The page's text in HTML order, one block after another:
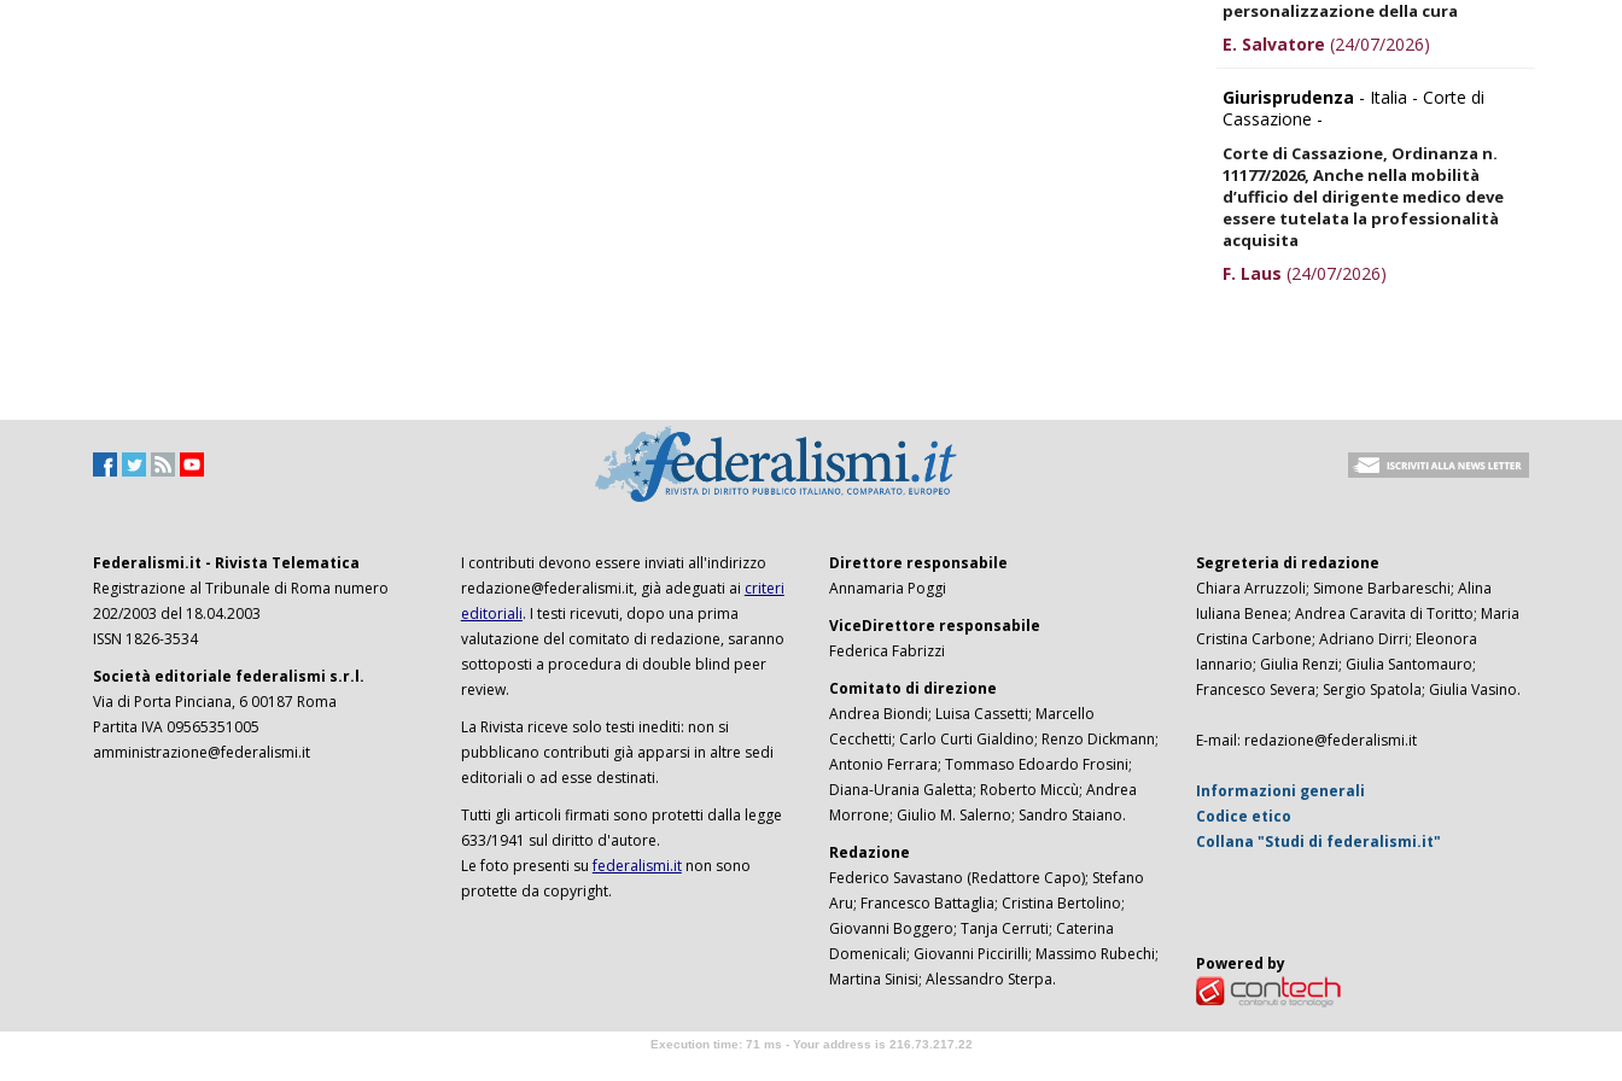
personalizzazione della cura
E. Salvatore (24/07/2026)
Giurisprudenza - Italia - Corte di
Cassazione -
Corte di Cassazione, Ordinanza n.
11177/2026, Anche nella mobilità
d’ufficio del dirigente medico deve
essere tutelata la professionalità
acquisita
F. Laus (24/07/2026)
Federalismi.it - Rivista Telematica
Registrazione al Tribunale di Roma numero
202/2003 del 18.04.2003
ISSN 1826-3534
Società editoriale federalismi s.r.l.
Via di Porta Pinciana, 6 00187 Roma
Partita IVA 09565351005
amministrazione@federalismi.it
I contributi devono essere inviati all'indirizzo
redazione@federalismi.it, già adeguati ai criteri
editoriali. I testi ricevuti, dopo una prima
valutazione del comitato di redazione, saranno
sottoposti a procedura di double blind peer
review.
La Rivista riceve solo testi inediti: non si
pubblicano contributi già apparsi in altre sedi
editoriali o ad esse destinati.
Tutti gli articoli firmati sono protetti dalla legge
633/1941 sul diritto d'autore.
Le foto presenti sufederalismi.itnon sono
protette da copyright.
Direttore responsabile
Annamaria Poggi
ViceDirettore responsabile
Federica Fabrizzi
Comitato di direzione
Andrea Biondi; Luisa Cassetti; Marcello
Cecchetti; Carlo Curti Gialdino; Renzo Dickmann;
Antonio Ferrara; Tommaso Edoardo Frosini;
Diana-Urania Galetta; Roberto Miccù; Andrea
Morrone; Giulio M. Salerno; Sandro Staiano.
Redazione
Federico Savastano (Redattore Capo); Stefano
Aru; Francesco Battaglia; Cristina Bertolino;
Giovanni Boggero; Tanja Cerruti; Caterina
Domenicali; Giovanni Piccirilli; Massimo Rubechi;
Martina Sinisi; Alessandro Sterpa.
Segreteria di redazione
Chiara Arruzzoli; Simone Barbareschi; Alina
Iuliana Benea; Andrea Caravita di Toritto; Maria
Cristina Carbone; Adriano Dirri; Eleonora
Iannario; Giulia Renzi; Giulia Santomauro;
Francesco Severa; Sergio Spatola; Giulia Vasino.
E-mail: redazione@federalismi.it
Informazioni generali
Codice etico
Collana "Studi di federalismi.it"
Powered by
Execution time: 71 ms - Your address is 216.73.217.22